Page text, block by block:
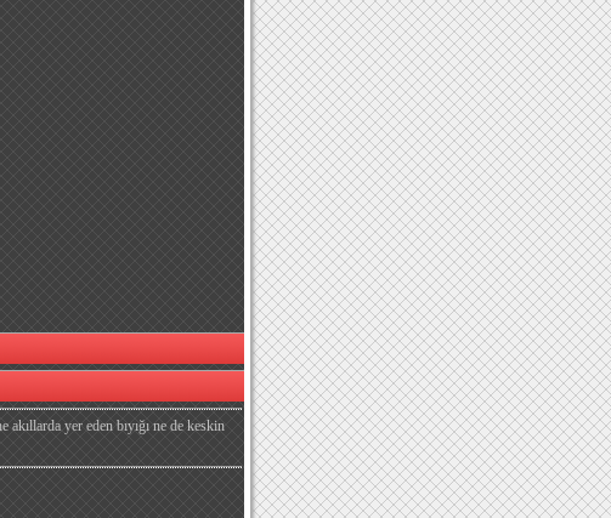
yer eden bıyığı ne de keskin